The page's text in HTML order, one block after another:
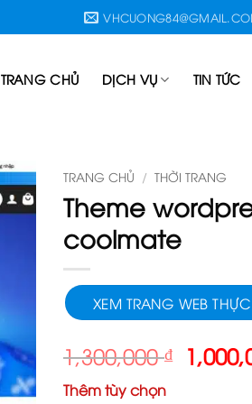
TRANG CHỦ DỊCH VỤ TIN TỨC
TRANG CHỦ / THỜI TRANG
Theme
coolmate
XEM TRANG WEB
1,300,000₫ Giá
gốc
Thêm tùy chọn